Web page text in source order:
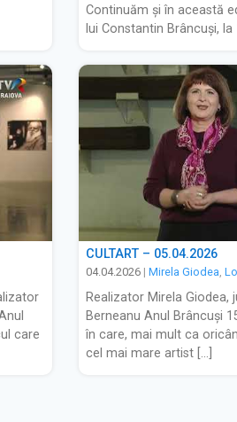
Continuăm și în această
lui Constantin Brâncuși, la
care
CULTART – 05.04.2026
04.04.2026 | Mirela Giodea,
Realizator Mirela Giodea,
Berneanu Anul Brâncuși
în care, mai mult ca
cel mai mare artist […]